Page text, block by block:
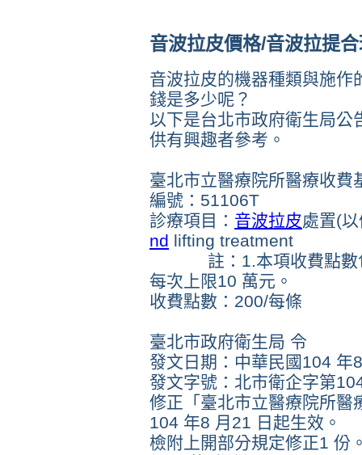
音波拉皮價格/音波拉提
音波拉皮的機器種類與施作
錢是多少呢？
以下是台北市政府衛生局公
供有興趣者參考。
臺北市立醫療院所醫療收費
編號：51106T
診療項目： 音波拉皮處置(
nd lifting treatment
註：1.本項收費點數包
每次上限10 萬元。
收費點數：200/每條
臺北市政府衛生局 令
發文日期：中華民國104 年
發文字號：北市衛企字第
修正「臺北市立醫療院所醫
104 年8 月21 日起生效。
檢附上開部分規定修正1 份